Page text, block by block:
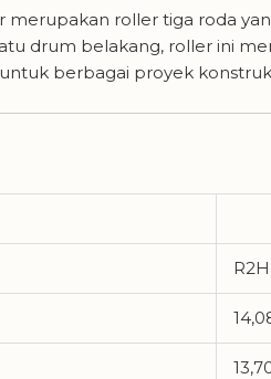
merupakan roller tiga roda
drum belakang, roller ini
berbagai proyek